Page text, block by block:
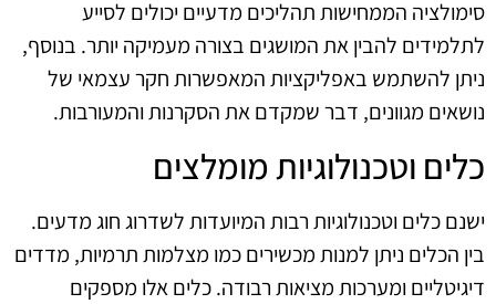
סימולציה הממחישות תהליכים מדעיים יכולים לסייע
לתלמידים להבין את המושגים בצורה מעמיקה יותר. בנוסף,
ניתן להשתמש באפליקציות המאפשרות חקר עצמאי של
נושאים מגוונים, דבר שמקדם את הסקרנות והמעורבות.
כלים וטכנולוגיות מומלצים
ישנם כלים וטכנולוגיות רבות המיועדות לשדרוג חוג מדעים.
בין הכלים ניתן למנות מכשירים כמו מצלמות תרמיות, מדדים
דיגיטליים ומערכות מציאות רבודה. כלים אלו מספקים